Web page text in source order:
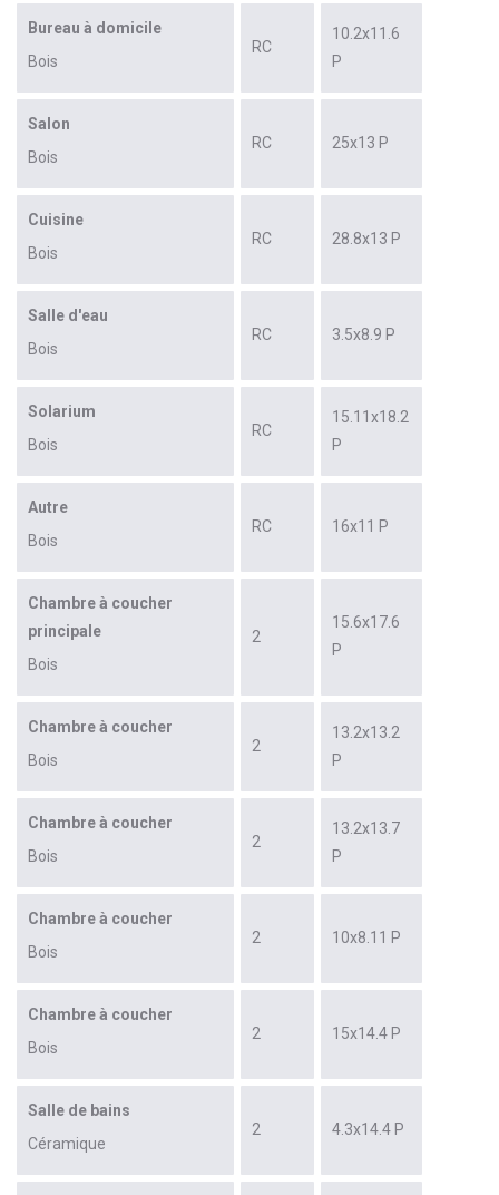
Bureau à domicile
Bois
RC
10.2x11.6
P
Salon
Bois
RC 25x13 P
Cuisine
Bois
RC 28.8x13 P
Salle d'eau
Bois
RC 3.5x8.9 P
Solarium
Bois
RC
15.11x18.2
P
Autre
Bois
RC 16x11 P
Chambre à coucher
principale
Bois
2
15.6x17.6
P
Chambre à coucher
Bois
2
13.2x13.2
P
Chambre à coucher
Bois
2
13.2x13.7
P
Chambre à coucher
Bois
2 10x8.11 P
Chambre à coucher
Bois
2 15x14.4 P
Salle de bains
Céramique
2 4.3x14.4 P